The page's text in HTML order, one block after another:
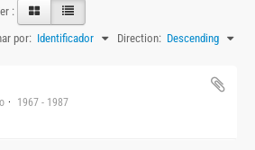
:
por: Identificador Direction: Descending
1967 - 1987